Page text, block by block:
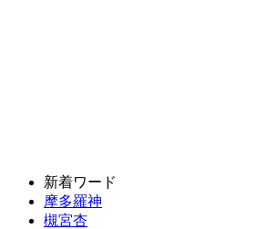
新着ワード
摩多羅神
槻宮杏